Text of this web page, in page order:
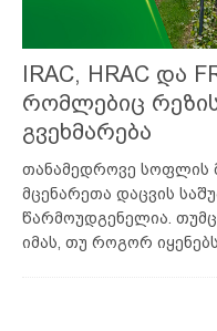
IRAC, HRAC და
რომლებიც
გვეხმარება
თანამედროვე სოფლის
მცენარეთა დაცვის
წარმოუდგენელია.
იმას, თუ როგორ